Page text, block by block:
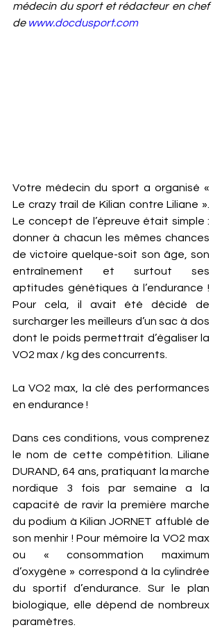
médecin du sport et rédacteur en chef
de www.docdusport.com
Votre médecin du sport a organisé «
Le crazy trail de Kilian contre Liliane ».
Le concept de l’épreuve était simple :
donner à chacun les mêmes chances
de victoire quelque-soit son âge, son
entraînement et surtout ses
aptitudes génétiques à l’endurance !
Pour cela, il avait été décidé de
surcharger les meilleurs d’un sac à dos
dont le poids permettrait d’égaliser la
VO2 max / kg des concurrents.
La VO2 max, la clé des performances
en endurance !
Dans ces conditions, vous comprenez
le nom de cette compétition. Liliane
DURAND, 64 ans, pratiquant la marche
nordique 3 fois par semaine a la
capacité de ravir la première marche
du podium à Kilian JORNET affublé de
son menhir ! Pour mémoire la VO2 max
ou « consommation maximum
d’oxygène » correspond à la cylindrée
du sportif d’endurance. Sur le plan
biologique, elle dépend de nombreux
paramètres.